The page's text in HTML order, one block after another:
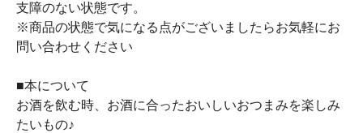
支障のない状態です。
※商品の状態で気になる点がございましたらお気軽にお
問い合わせください
■本について
お酒を飲む時、お酒に合ったおいしいおつまみを楽しみ
たいもの♪